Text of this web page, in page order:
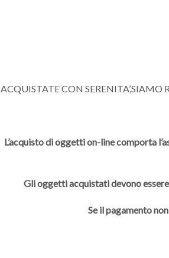
ACQUISTATE CON
L’acquisto di oggetti on-line comporta
Gli oggetti acquistati devono
Se il pagamento